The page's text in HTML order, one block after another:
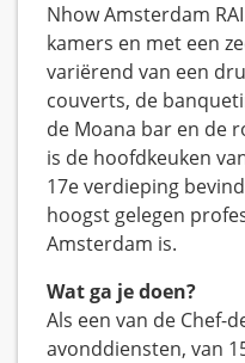
Nhow Amsterdam
kamers en met een
variërend van een
couverts, de
de Moana bar en de
is de hoofdkeuken
17e verdieping
hoogst gelegen
Amsterdam is.
Wat ga je doen?
Als een van de Chef-
avonddiensten, van